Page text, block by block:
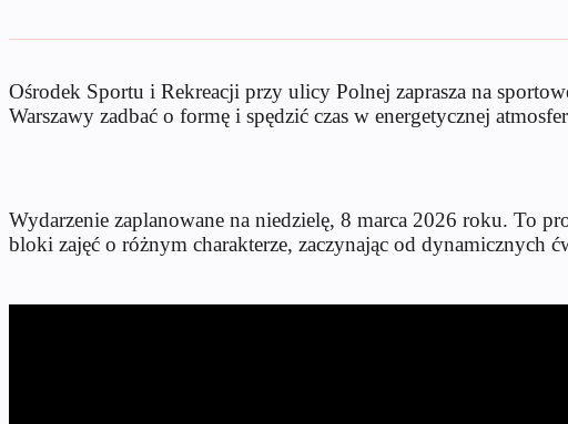
Ośrodek Sportu i Rekreacji przy ulicy Polnej zaprasza na
Warszawy zadbać o formę i spędzić czas w energetycznej
Wydarzenie zaplanowane na niedzielę, 8 marca 2026 roku. To
bloki zajęć o różnym charakterze, zaczynając od dynamicznych